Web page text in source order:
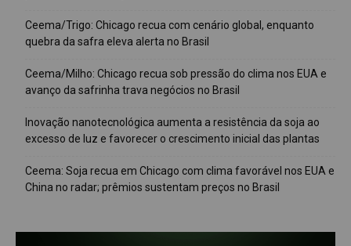
Ceema/Trigo: Chicago recua com cenário global, enquanto
quebra da safra eleva alerta no Brasil
Ceema/Milho: Chicago recua sob pressão do clima nos EUA e
avanço da safrinha trava negócios no Brasil
Inovação nanotecnológica aumenta a resistência da soja ao
excesso de luz e favorecer o crescimento inicial das plantas
Ceema: Soja recua em Chicago com clima favorável nos EUA e
China no radar; prêmios sustentam preços no Brasil